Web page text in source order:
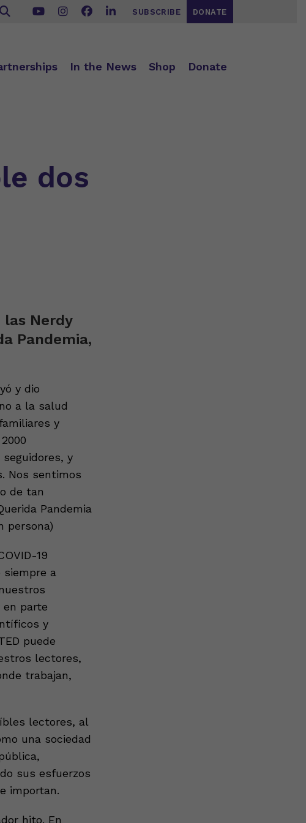
SUBSCRIBE DONATE
In the News Shop Donate
dos
las Nerdy
Pandemia,
y dio
a la salud
y
y
Nos sentimos
de tan
Pandemia
persona)
19
siempre a
parte
y
puede
lectores,
trabajan,
lectores, al
una sociedad
sus esfuerzos
importan.
hito. En